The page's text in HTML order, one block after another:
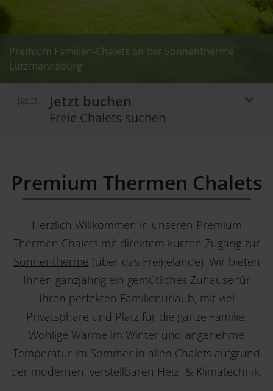
Premium Familien-Chalets an der Sonnentherme
Lutzmannsburg
Premium Familien-Chalets an der Sonnentherme
Lutzmannsburg
Premium Familien-Chalets an der Sonnentherme
Lutzmannsburg
Premium Familien-Chalets an der Sonnentherme
Lutzmannsburg
Jetzt buchen
Freie Chalets suchen
Premium Thermen Chalets
Herzlich Willkommen in unseren Premium
Thermen Chalets mit direktem kurzen Zugang zur
Sonnentherme (über das Freigelände). Wir bieten
Ihnen ganzjährig ein gemütliches Zuhause für
Ihren perfekten Familienurlaub, mit viel
Privatsphäre und Platz für die ganze Familie.
Wohlige Wärme im Winter und angenehme
Temperatur im Sommer in allen Chalets aufgrund
der modernen, verstellbaren Heiz- & Klimatechnik.